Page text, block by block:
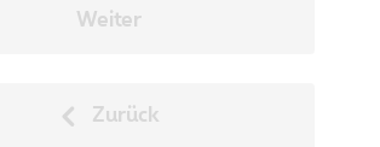
Weiter
Zurück